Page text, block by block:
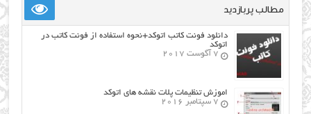
مطالب پربازدید
دانلود فونت کاتب اتوکد+نحوه استفاده از فونت کاتب در
اتوکد
7 آگوست 2017
اموزش تنظیمات پلات نقشه های اتوکد
7 سپتامبر 2016